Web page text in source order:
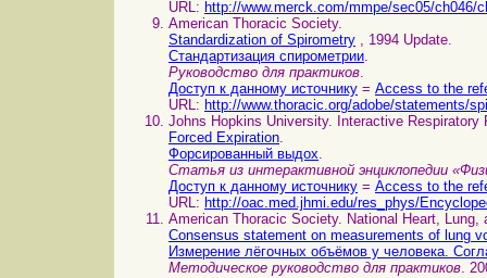
URL: http://www.merck.com/mmpe/sec05/ch046/
American Thoracic Society.
Standardization of Spirometry , 1994 Update.
Стандартизация спирометрии.
Руководство для практиков.
Доступ к данному источнику = Access to the
URL: http://www.thoracic.org/adobe/statements/
Johns Hopkins University. Interactive Respiratory
Forced Expiration.
Форсированный выдох.
Статья из интерактивной энциклопедии
Доступ к данному источнику = Access to the
URL: http://oac.med.jhmi.edu/res_phys/
American Thoracic Society. National Heart,
Consensus statement on measurements of lung
Измерение лёгочных объёмов у человека.
Методическое руководство для практиков.